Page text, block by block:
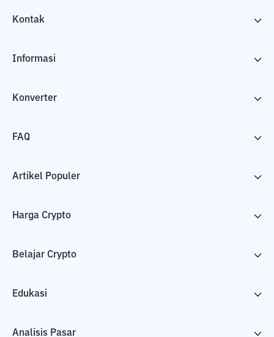
Kontak
Informasi
Konverter
FAQ
Artikel Populer
Harga Crypto
Belajar Crypto
Edukasi
Analisis Pasar